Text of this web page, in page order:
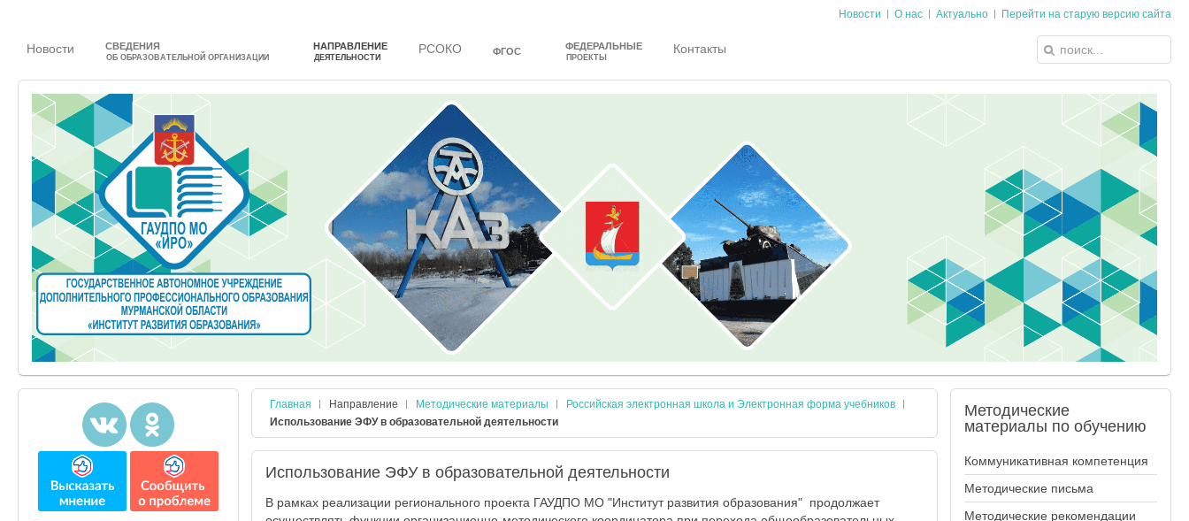
Новости О нас Актуально Перейти на старую версию сайта
Новости СВЕДЕНИЯ
ОБ ОБРАЗОВАТЕЛЬНОЙ ОРГАНИЗАЦИИ
НАПРАВЛЕНИЕ
ДЕЯТЕЛЬНОСТИ
РСОКО ФГОС ФЕДЕРАЛЬНЫЕ
ПРОЕКТЫ
Контакты
Главная Направление Методические материалы
Российская электронная школа и Электронная форма учебников
Использование ЭФУ в образовательной деятельности
Использование ЭФУ в образовательной деятельности
В рамках реализации регионального проекта ГАУДПО МО "Институт развития образования" продолжает
Методические
материалы по обучению
Коммуникативная компетенция
Методические письма
Методические рекомендации